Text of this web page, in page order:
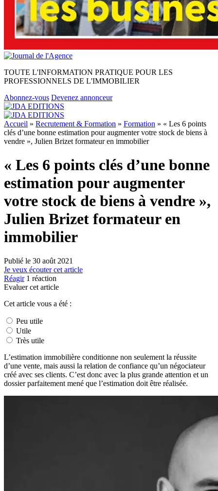
TOUTE L'INFORMATION PRATIQUE POUR LES
PROFESSIONNELS DE L'IMMOBILIER
Abonnez-vous Devenez annonceur
Accueil » Recrutement & Formation » Formation » « Les 6 points
clés d’une bonne estimation pour augmenter votre stock de biens à
vendre », Julien Brizet formateur en immobilier
« Les 6 points clés d’une bonne
estimation pour augmenter
votre stock de biens à vendre »,
Julien Brizet formateur en
immobilier
Publié le 30 août 2021
Je veux écouter cet article
Réagir 1 réaction
Evaluer cet article
Cet article vous a été :
Peu utile
Utile
Très utile
L’estimation immobilière conditionne non seulement la réussite
d’une vente, mais aussi la relation de confiance qu’un négociateur
créé avec ses clients. C’est donc avec la plus grande attention et un
dossier parfaitement mené que l’estimation doit être réalisée.